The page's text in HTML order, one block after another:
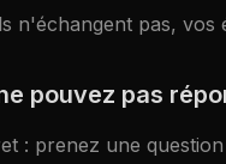
n'échangent pas, vos
pouvez pas
: prenez une